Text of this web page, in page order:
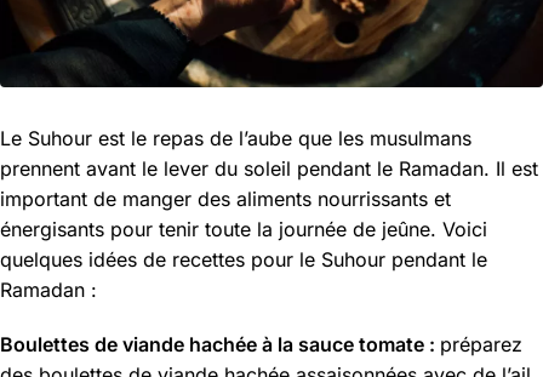
Le Suhour est le repas de l’aube que les musulmans
prennent avant le lever du soleil pendant le Ramadan. Il est
important de manger des aliments nourrissants et
énergisants pour tenir toute la journée de jeûne. Voici
quelques idées de recettes pour le Suhour pendant le
Ramadan :
Boulettes de viande hachée à la sauce tomate : préparez